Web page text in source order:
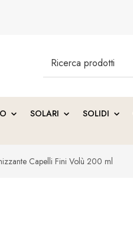
Search
for:
SOLARI SOLIDI
Capelli Fini Volù 200 ml